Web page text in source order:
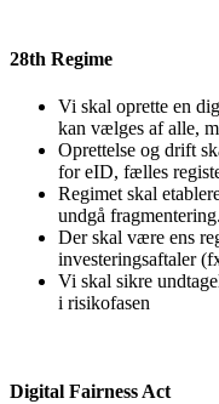
28th Regime
Vi skal oprette en
kan vælges af alle,
Oprettelse og drift
for eID, fælles
Regimet skal
undgå fragmentering.
Der skal være ens
investeringsaftaler
Vi skal sikre
i risikofasen
Digital Fairness Act